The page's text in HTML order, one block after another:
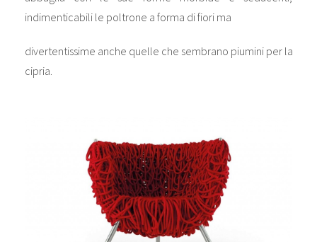
indimenticabili le poltrone a forma di fiori ma
divertentissime anche quelle che sembrano piumini per la
cipria.